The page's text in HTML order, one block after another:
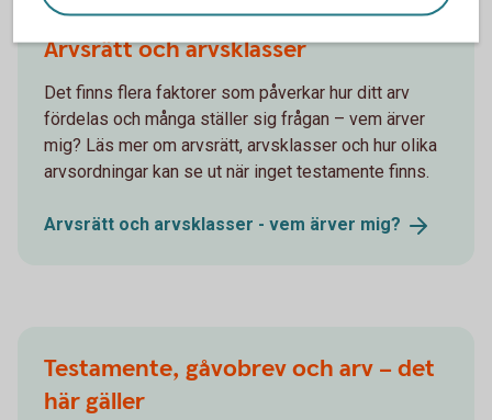
Arvsrätt och arvsklasser
Det finns flera faktorer som påverkar hur ditt arv
fördelas och många ställer sig frågan – vem ärver
mig? Läs mer om arvsrätt, arvsklasser och hur olika
arvsordningar kan se ut när inget testamente finns.
Arvsrätt och arvsklasser - vem ärver mig?
Testamente, gåvobrev och arv – det
här gäller